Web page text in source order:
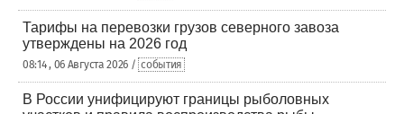
Тарифы на перевозки грузов северного завоза
утверждены на 2026 год
08:14 , 06 Августа 2026 / события
В России унифицируют границы рыболовных